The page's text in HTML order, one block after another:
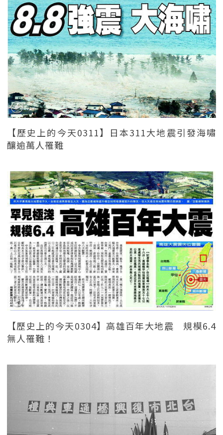
【歷史上的今天0311】日本311大地震引發海嘯
釀逾萬人罹難
【歷史上的今天0304】高雄百年大地震 規模6.4
無人罹難！